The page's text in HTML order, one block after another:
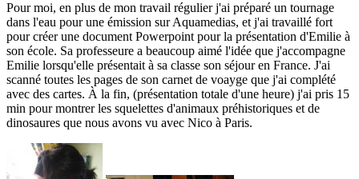
Pour moi, en plus de mon travail régulier j'ai préparé un tournage
dans l'eau pour une émission sur Aquamedias, et j'ai travaillé fort
pour créer une document Powerpoint pour la présentation d'Emilie à
son école. Sa professeure a beaucoup aimé l'idée que j'accompagne
Emilie lorsqu'elle présentait à sa classe son séjour en France. J'ai
scanné toutes les pages de son carnet de voayge que j'ai complété
avec des cartes. À la fin, (présentation totale d'une heure) j'ai pris 15
min pour montrer les squelettes d'animaux préhistoriques et de
dinosaures que nous avons vu avec Nico à Paris.